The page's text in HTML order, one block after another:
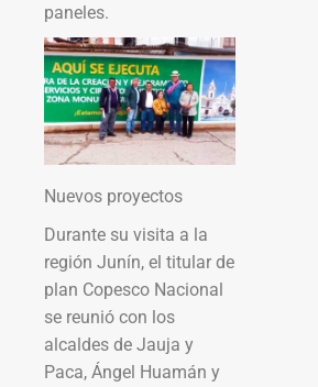
paneles.
Nuevos proyectos
Durante su visita a la
región Junín, el titular de
plan Copesco Nacional
se reunió con los
alcaldes de Jauja y
Paca, Ángel Huamán y